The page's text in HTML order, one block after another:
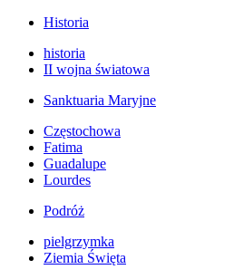
Historia
historia
II wojna światowa
Sanktuaria Maryjne
Częstochowa
Fatima
Guadalupe
Lourdes
Podróż
pielgrzymka
Ziemia Święta